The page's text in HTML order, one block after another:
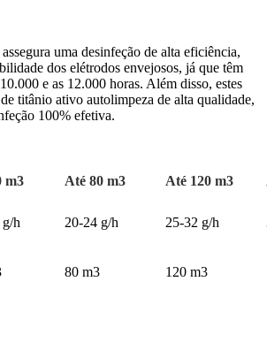
uma desinfeção de alta eficiência,
dos elétrodos envejosos, já que têm
e as 12.000 horas. Além disso, estes
titânio ativo autolimpeza de alta qualidade,
100% efetiva.
m3 Até 80 m3 Até 120 m3
h 20-24 g/h 25-32 g/h
80 m3 120 m3